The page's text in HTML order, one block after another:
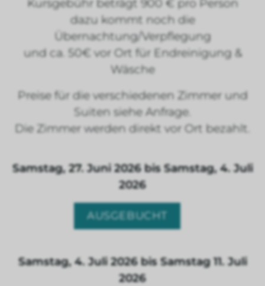
Kursgebühr beträgt 900 € pro Person
dazu kommt noch die
Übernachtung/Verpflegung
und ca. 50€ vor Ort für Endreinigung &
Wäsche
Preise für die verschiedenen Zimmer und
Suiten siehe Anfrage.
Die Zimmer werden direkt vor Ort bezahlt.
Samstag, 27. Juni 2026 bis Samstag, 4. Juli
2026
AUSGEBUCHT
Samstag, 4. Juli 2026 bis Samstag 11. Juli
2026